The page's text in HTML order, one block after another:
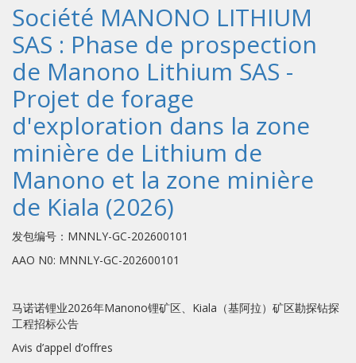
Société MANONO LITHIUM
SAS : Phase de prospection
de Manono Lithium SAS -
Projet de forage
d'exploration dans la zone
minière de Lithium de
Manono et la zone minière
de Kiala (2026)
发包编号：MNNLY-GC-202600101
AAO N0: MNNLY-GC-202600101
马诺诺锂业2026年Manono锂矿区、Kiala（基阿拉）矿区勘探钻探
工程招标公告
Avis d’appel d’offres